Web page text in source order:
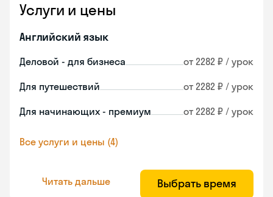
Услуги и цены
Английский язык
Деловой - для бизнеса от 2282 ₽ / урок
Для путешествий от 2282 ₽ / урок
Для начинающих - премиум от 2282 ₽ / урок
Все услуги и цены (4)
Читать дальше Выбрать время